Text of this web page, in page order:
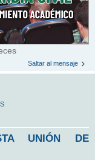
Saltar al mensaje
UNIÓN DE